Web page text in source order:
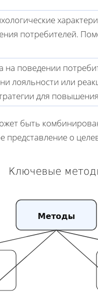
потребителей.
на поведении
лояльности или
для
быть
представление о
Ключевые
Методы